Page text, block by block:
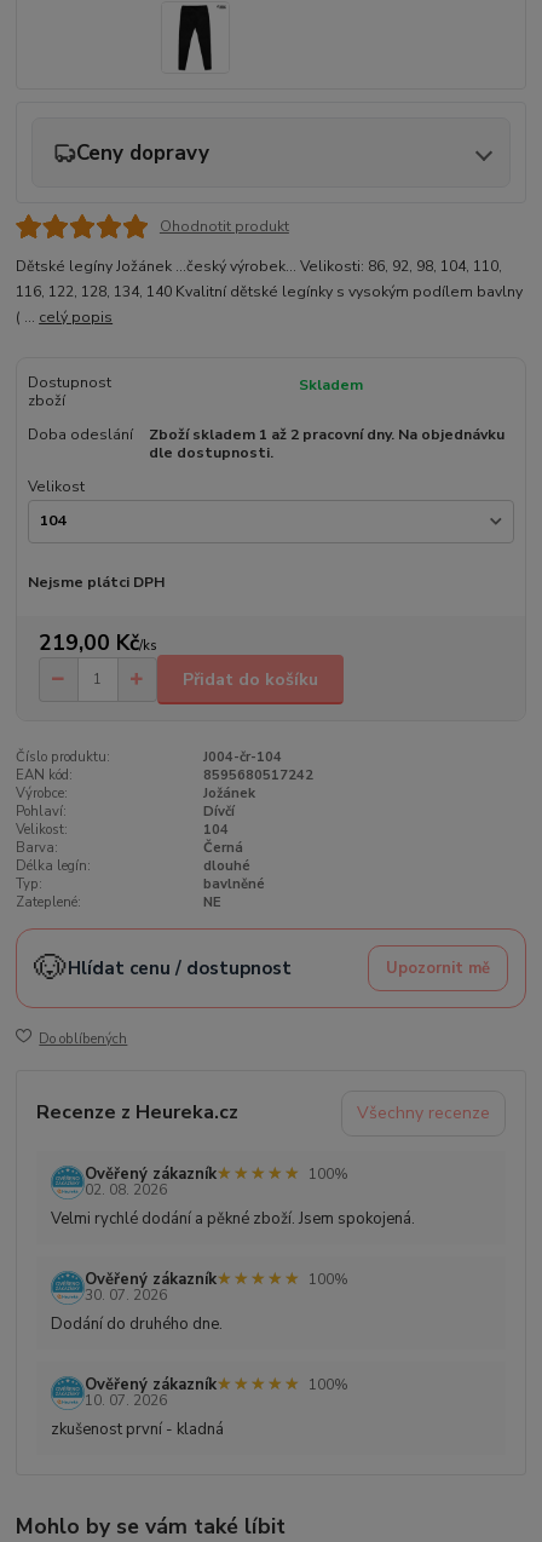
Ceny dopravy
Ohodnotit produkt
Dětské legíny Jožánek ...český výrobek... Velikosti: 86, 92, 98, 104, 110,
116, 122, 128, 134, 140 Kvalitní dětské legínky s vysokým podílem bavlny
( ... celý popis
Dostupnost
zboží
Skladem
Doba odeslání
Zboží skladem 1 až 2 pracovní dny. Na objednávku
dle dostupnosti.
Velikost
Nejsme plátci DPH
219,00 Kč/ks
Přidat do košíku
Číslo produktu:
J004-čr-104
EAN kód:
8595680517242
Výrobce:
Jožánek
Pohlaví:
Dívčí
Velikost:
104
Barva:
Černá
Délka legín:
dlouhé
Typ:
bavlněné
Zateplené:
NE
🐶Hlídat cenu / dostupnost Upozornit mě
Do oblíbených
Recenze z Heureka.cz Všechny recenze
Ověřený zákazník★★★★★
★★★★★
100%
02. 08. 2026
Velmi rychlé dodání a pěkné zboží. Jsem spokojená.
Ověřený zákazník★★★★★
★★★★★
100%
30. 07. 2026
Dodání do druhého dne.
Ověřený zákazník★★★★★
★★★★★
100%
10. 07. 2026
zkušenost první - kladná
Mohlo by se vám také líbit